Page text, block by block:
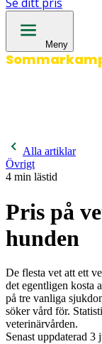
Meny
Alla artiklar
Övrigt
4 min lästid
Pris på
hunden
De flesta vet att ett
det egentligen kosta
på tre vanliga
söker vård för.
veterinärvården.
Senast uppdaterad 3